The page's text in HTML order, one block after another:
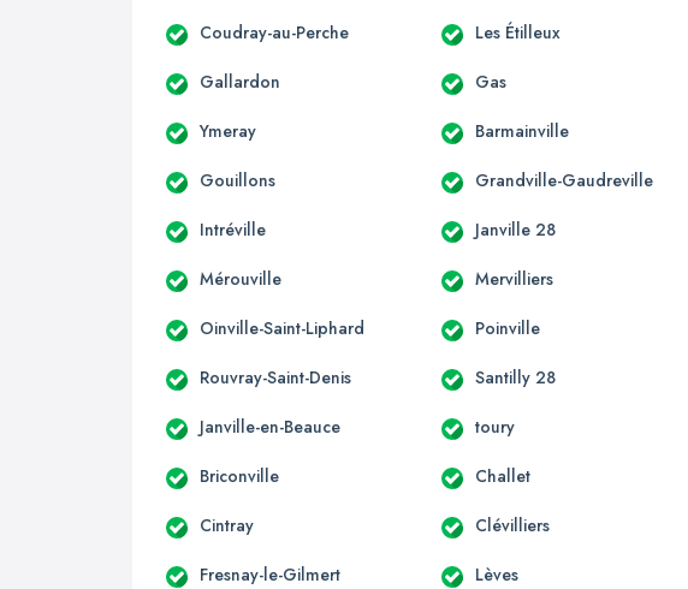
Coudray-au-Perche Les Étilleux
Gallardon Gas
Ymeray Barmainville
Gouillons Grandville-Gaudreville
Intréville Janville 28
Mérouville Mervilliers
Oinville-Saint-Liphard Poinville
Rouvray-Saint-Denis Santilly 28
Janville-en-Beauce toury
Briconville Challet
Cintray Clévilliers
Fresnay-le-Gilmert Lèves